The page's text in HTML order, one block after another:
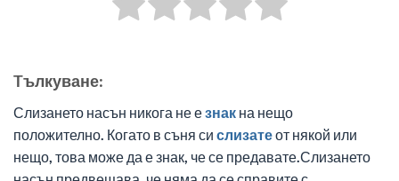
Tълкуване:
Слизането насън никога не езнак на нещо
положително. Когато в съня си слизатеот някой или
нещо, това може да е знак, че се предавате.Слизането